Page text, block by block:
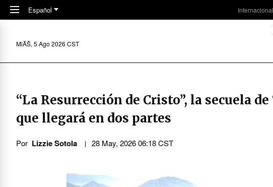
Skip to main content
Español Internacional
MiĂŠ, 5 Ago 2026 CST
“La Resurrección de Cristo”, la secuela
que llegará en dos partes
Por Lizzie Sotola 28 May, 2026 06:18 CST